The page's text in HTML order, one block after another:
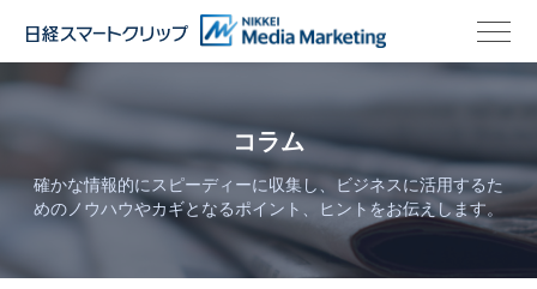
コラム
確かな情報的にスピーディーに収集し、ビジネスに活用するた
めのノウハウやカギとなるポイント、ヒントをお伝えします。